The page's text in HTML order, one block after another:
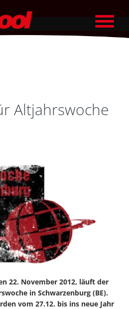
Altjahrswoche
22. November 2012, läuft der
in Schwarzenburg (BE).
vom 27.12. bis ins neue Jahr